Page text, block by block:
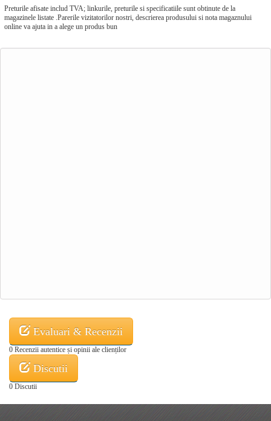
Preturile afisate includ TVA; linkurile, preturile si specificatiile sunt obtinute de la
magazinele listate .Parerile vizitatorilor nostri, descrierea produsului si nota magaznului
online va ajuta in a alege un produs bun
Evaluari & Recenzii
0 Recenzii autentice și opinii ale clienților
Discutii
0 Discutii